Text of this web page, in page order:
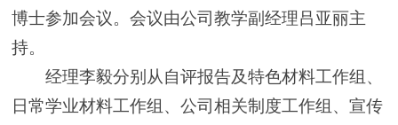
博士参加会议。会议由公司教学副经理吕亚丽主
持。
经理李毅分别从自评报告及特色材料工作组、
日常学业材料工作组、公司相关制度工作组、宣传